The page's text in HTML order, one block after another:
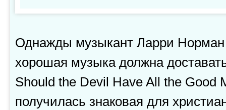
Однажды музыкант Ларри
хорошая музыка должна
Should the Devil Have All the Good
получилась знаковая для